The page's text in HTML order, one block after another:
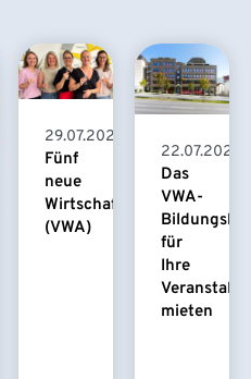
29.07.2026
Fünf
neue
Wirtschaftspsychologinnen
(VWA)
22.07.2026
Das
VWA-
für
Ihre
mieten